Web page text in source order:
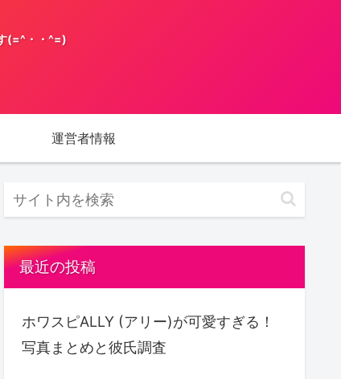
(=^・・^=)
運営者情報
最近の投稿
ホワスピALLY (アリー)が可愛すぎる！
写真まとめと彼氏調査